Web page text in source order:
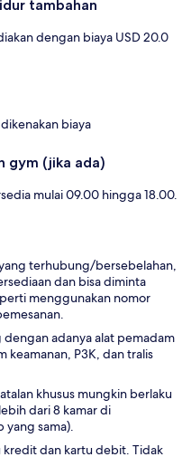
tambahan
dengan biaya USD 20.0
biaya
gym (jika ada)
mulai 09.00 hingga 18.00.
terhubung/bersebelahan,
dan bisa diminta
menggunakan nomor
adanya alat pemadam
keamanan, P3K, dan tralis
khusus mungkin berlaku
dari 8 kamar di
sama).
dan kartu debit. Tidak